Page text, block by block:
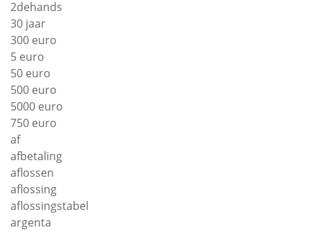
2dehands
30 jaar
300 euro
5 euro
50 euro
500 euro
5000 euro
750 euro
af
afbetaling
aflossen
aflossing
aflossingstabel
argenta